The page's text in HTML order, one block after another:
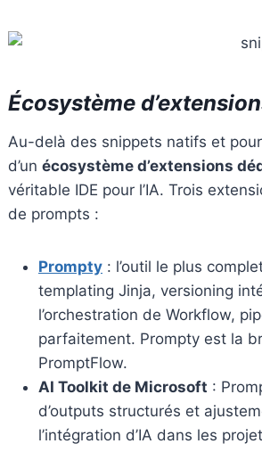
Écosystème
Au-delà des snippets natifs et
d’un écosystème d’extensions
véritable IDE pour l’IA. Trois
de prompts :
Prompty : l’outil le plus
templating Jinja, versioning
l’orchestration de Workflow,
parfaitement. Prompty est la
PromptFlow.
AI Toolkit de Microsoft :
d’outputs structurés et
l’intégration d’IA dans les